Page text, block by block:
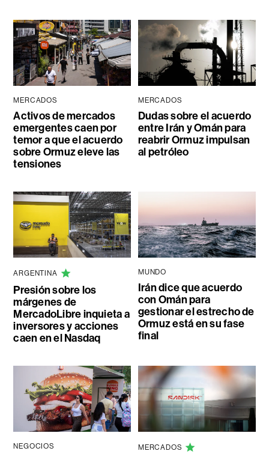
MERCADOS
Activos de mercados
emergentes caen por
temor a que el acuerdo
sobre Ormuz eleve las
tensiones
MERCADOS
Dudas sobre el acuerdo
entre Irán y Omán para
reabrir Ormuz impulsan
al petróleo
ARGENTINA
Presión sobre los
márgenes de
MercadoLibre inquieta a
inversores y acciones
caen en el Nasdaq
MUNDO
Irán dice que acuerdo
con Omán para
gestionar el estrecho de
Ormuz está en su fase
final
NEGOCIOS MERCADOS